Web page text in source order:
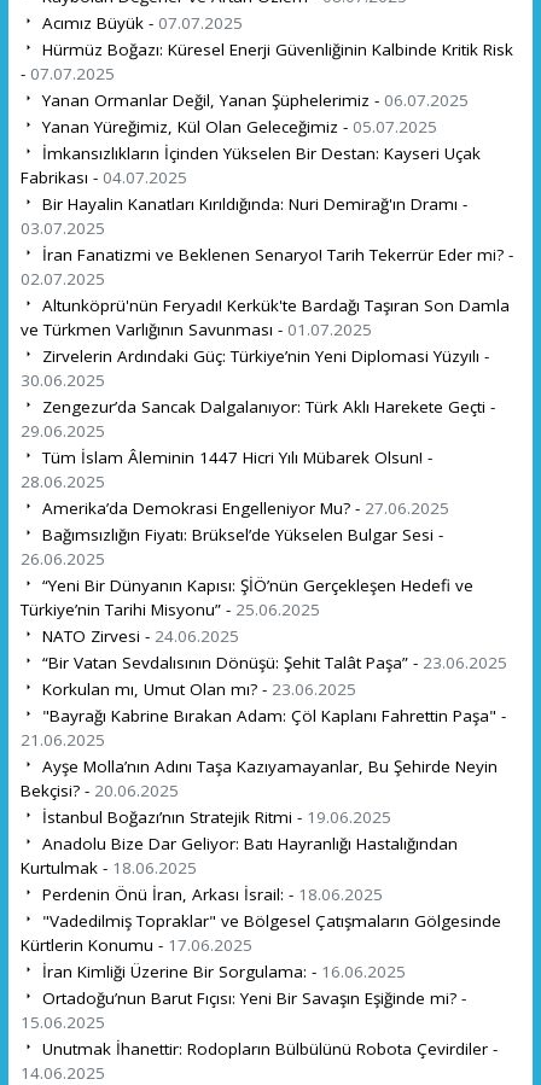
Acımız Büyük - 07.07.2025
Hürmüz Boğazı: Küresel Enerji Güvenliğinin Kalbinde Kritik Risk
- 07.07.2025
Yanan Ormanlar Değil, Yanan Şüphelerimiz - 06.07.2025
Yanan Yüreğimiz, Kül Olan Geleceğimiz - 05.07.2025
İmkansızlıkların İçinden Yükselen Bir Destan: Kayseri Uçak
Fabrikası - 04.07.2025
Bir Hayalin Kanatları Kırıldığında: Nuri Demirağ'ın Dramı -
03.07.2025
İran Fanatizmi ve Beklenen Senaryo! Tarih Tekerrür Eder mi? -
02.07.2025
Altunköprü'nün Feryadı! Kerkük'te Bardağı Taşıran Son Damla
ve Türkmen Varlığının Savunması - 01.07.2025
Zirvelerin Ardındaki Güç: Türkiye’nin Yeni Diplomasi Yüzyılı -
30.06.2025
Zengezur’da Sancak Dalgalanıyor: Türk Aklı Harekete Geçti -
29.06.2025
Tüm İslam Âleminin 1447 Hicri Yılı Mübarek Olsun! -
28.06.2025
Amerika’da Demokrasi Engelleniyor Mu? - 27.06.2025
Bağımsızlığın Fiyatı: Brüksel’de Yükselen Bulgar Sesi -
26.06.2025
“Yeni Bir Dünyanın Kapısı: ŞİÖ’nün Gerçekleşen Hedefi ve
Türkiye’nin Tarihi Misyonu” - 25.06.2025
NATO Zirvesi - 24.06.2025
“Bir Vatan Sevdalısının Dönüşü: Şehit Talât Paşa” - 23.06.2025
Korkulan mı, Umut Olan mı? - 23.06.2025
"Bayrağı Kabrine Bırakan Adam: Çöl Kaplanı Fahrettin Paşa" -
21.06.2025
Ayşe Molla’nın Adını Taşa Kazıyamayanlar, Bu Şehirde Neyin
Bekçisi? - 20.06.2025
İstanbul Boğazı’nın Stratejik Ritmi - 19.06.2025
Anadolu Bize Dar Geliyor: Batı Hayranlığı Hastalığından
Kurtulmak - 18.06.2025
Perdenin Önü İran, Arkası İsrail: - 18.06.2025
"Vadedilmiş Topraklar" ve Bölgesel Çatışmaların Gölgesinde
Kürtlerin Konumu - 17.06.2025
İran Kimliği Üzerine Bir Sorgulama: - 16.06.2025
Ortadoğu’nun Barut Fıçısı: Yeni Bir Savaşın Eşiğinde mi? -
15.06.2025
Unutmak İhanettir: Rodopların Bülbülünü Robota Çevirdiler -
14.06.2025